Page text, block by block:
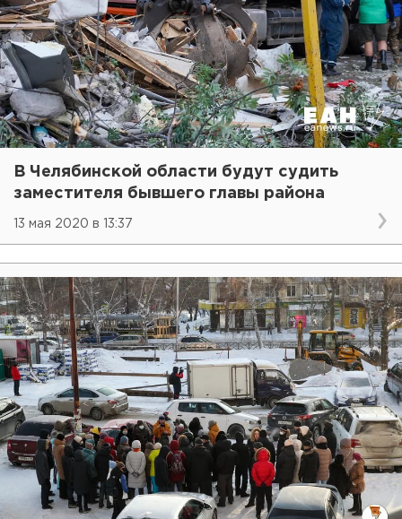
В Челябинской области будут судить
заместителя бывшего главы района
13 мая 2020 в 13:37